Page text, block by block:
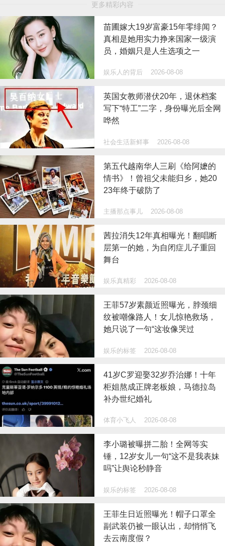
更多精彩内容
苗圃嫁大19岁富豪15年零绯闻？
真相是她用实力挣来国家一级演
员，婚姻只是人生选项之一
娱乐人的背后 2026-08-08
英国女教师潜伏20年，退休档案
写下“特工”二字，身份曝光后全网
哗然
社会生活新鲜事 2026-08-08
第五代越南华人三刷《给阿嬷的
情书》！曾祖父未能归乡，她20
23年终于破防了
主播那点事儿 2026-08-08
茜拉消失12年真相曝光！翻唱断
层第一的她，为自闭症儿子重回
舞台
娱乐真精彩 2026-08-08
王菲57岁素颜近照曝光，脖颈细
纹被嘲像路人！女儿惊艳救场，
她只说了一句“这妆像哭过
娱乐的标签 2026-08-08
41岁C罗迎娶32岁乔治娜！十年
柜姐熬成正牌老板娘，马德拉岛
补办世纪婚礼
体育小飞人 2026-08-08
李小璐被曝拼二胎！全网等实
锤，12岁女儿一句“这不是我表妹
吗”让舆论秒静音
娱乐的标签 2026-08-08
王菲生日近照曝光！帽子口罩全
副武装仍被一眼认出，却悄悄飞
去云南度假？